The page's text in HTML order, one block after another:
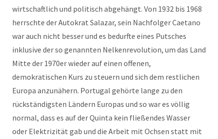
wirtschaftlich und politisch abgehängt. Von 1932 bis 1968
herrschte der Autokrat Salazar, sein Nachfolger Caetano
war auch nicht besser und es bedurfte eines Putsches
inklusive der so genannten Nelkenrevolution, um das Land
Mitte der 1970er wieder auf einen offenen,
demokratischen Kurs zu steuern und sich dem restlichen
Europa anzunähern. Portugal gehörte lange zu den
rückständigsten Ländern Europas und so war es völlig
normal, dass es auf der Quinta kein fließendes Wasser
oder Elektrizität gab und die Arbeit mit Ochsen statt mit